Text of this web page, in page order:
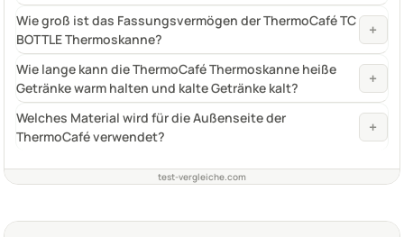
Wie groß ist das Fassungsvermögen der ThermoCafé TC
BOTTLE Thermoskanne?
+
Wie lange kann die ThermoCafé Thermoskanne heiße
Getränke warm halten und kalte Getränke kalt?
+
Welches Material wird für die Außenseite der
ThermoCafé verwendet?
+
test-vergleiche.com